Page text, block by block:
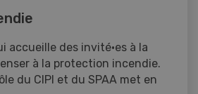
accueille des invité·es à la
à la protection incendie.
du CIPI et du SPAA met en